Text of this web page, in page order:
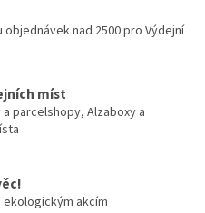
objednávek nad 2500 pro Výdejní
míst
a parcelshopy, Alzaboxy a
ekologickým akcím